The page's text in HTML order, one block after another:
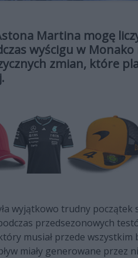
Martina mogę
wyścigu w
zmian, które
wyjątkowo trudny
przedsezonowych
musiał przede
miały generowane przez